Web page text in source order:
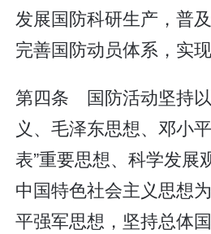
发展国防科研生产，普
完善国防动员体系，实
第四条 国防活动坚持
义、毛泽东思想、邓小
表”重要思想、科学发展
中国特色社会主义思想
平强军思想，坚持总体